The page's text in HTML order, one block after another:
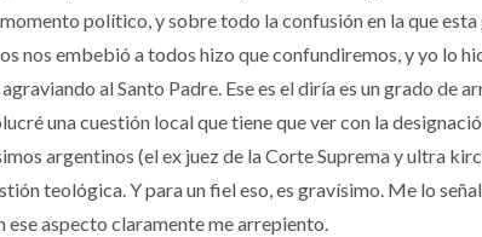
político, y sobre todo la confusión en la que
nos embebió a todos hizo que confundiremos, y yo lo
al Santo Padre. Ese es el diría es un grado de
una cuestión local que tiene que ver con la
argentinos (el ex juez de la Corte Suprema y ultra
teológica. Y para un fiel eso, es gravísimo. Me lo
ese aspecto claramente me arrepiento.